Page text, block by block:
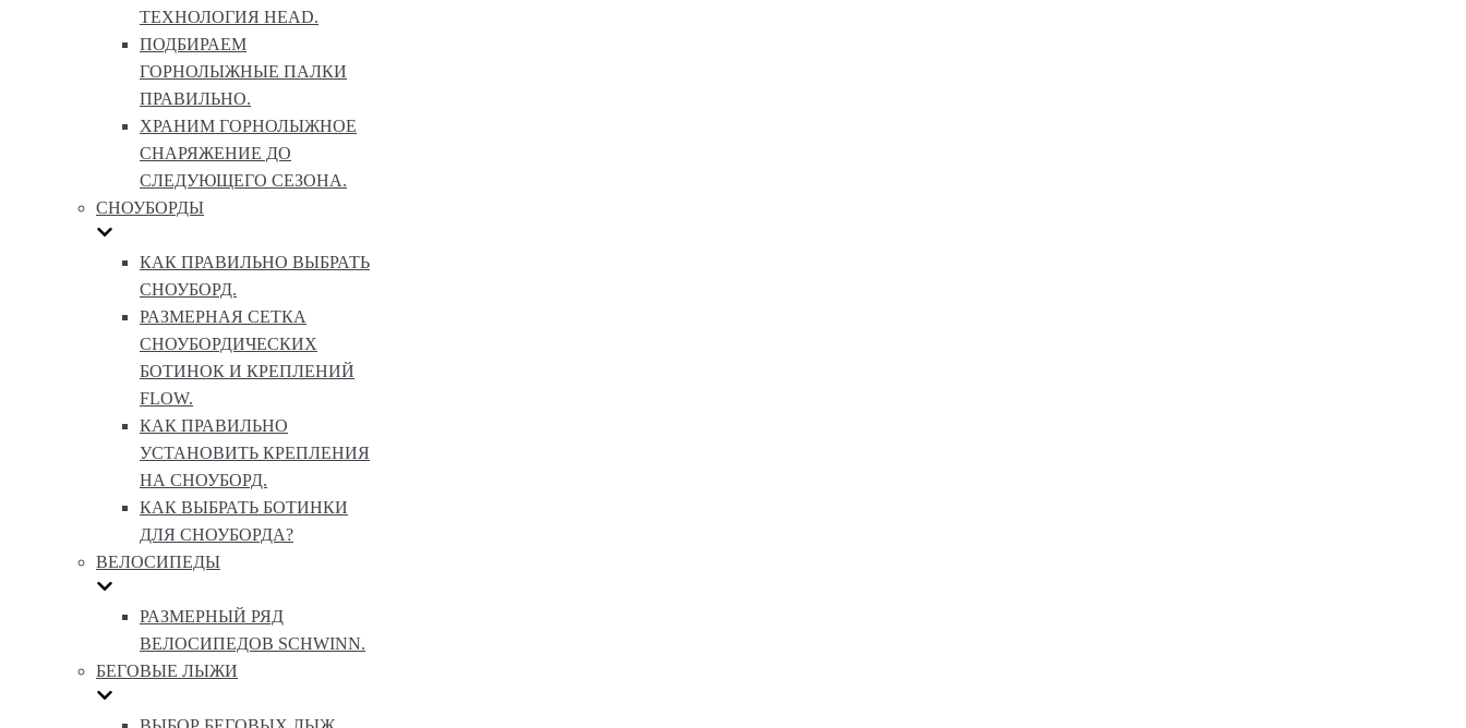
ТЕХНОЛОГИЯ HEAD.
ПОДБИРАЕМ
ГОРНОЛЫЖНЫЕ ПАЛКИ
ПРАВИЛЬНО.
ХРАНИМ ГОРНОЛЫЖНОЕ
СНАРЯЖЕНИЕ ДО
СЛЕДУЮЩЕГО СЕЗОНА.
СНОУБОРДЫ
КАК ПРАВИЛЬНО ВЫБРАТЬ
СНОУБОРД.
РАЗМЕРНАЯ СЕТКА
СНОУБОРДИЧЕСКИХ
БОТИНОК И КРЕПЛЕНИЙ
FLOW.
КАК ПРАВИЛЬНО
УСТАНОВИТЬ КРЕПЛЕНИЯ
НА СНОУБОРД.
КАК ВЫБРАТЬ БОТИНКИ
ДЛЯ СНОУБОРДА?
ВЕЛОСИПЕДЫ
РАЗМЕРНЫЙ РЯД
ВЕЛОСИПЕДОВ SCHWINN.
БЕГОВЫЕ ЛЫЖИ